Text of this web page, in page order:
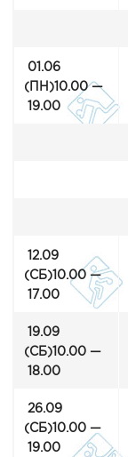
01.06
(ПН)10.00 —
19.00
12.09
(СБ)10.00 —
17.00
19.09
(СБ)10.00 —
18.00
26.09
(СБ)10.00 —
19.00